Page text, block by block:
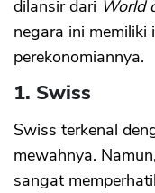
dilansir dari World
negara ini
perekonomiannya.
1. Swiss
Swiss terkenal
mewahnya.
sangat